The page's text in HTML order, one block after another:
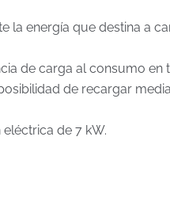
la energía que destina a
de carga al consumo en
de recargar
de 7 kW.